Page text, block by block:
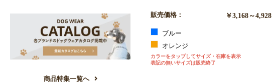
販売価格： ￥3,168～4,928
ブルー
オレンジ
カラーをタップしてサイズ・在庫を表示
表記の無いサイズは販売終了
商品特集一覧へ